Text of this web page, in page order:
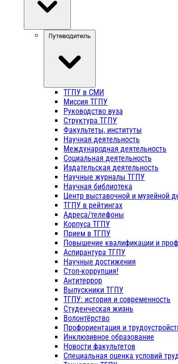
Путеводитель
ТГПУ в СМИ
Миссия ТГПУ
Руководство вуза
Структура ТГПУ
Факультеты, институты
Научная деятельность
Международная деятельность
Социальная деятельность
Издательская деятельность
Научные журналы ТГПУ
Научная библиотека
Центр выставочной и музейной
ТГПУ в рейтингах
Адреса/телефоны
Корпуса ТГПУ
Прием в ТГПУ
Повышение квалификации и
Аспирантура ТГПУ
Научные достижения
Стоп-коррупция!
Антитеррор
Выпускники ТГПУ
ТГПУ: история и современность
Студенческая жизнь
Волонтёрство
Профориентация и
Инклюзивное образование
Новости факультетов
Специальная оценка условий